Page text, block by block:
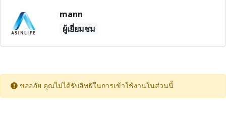
mann
ผู้เยี่ยมชม
ขออภัย คุณไม่ได้รับสิทธิในการเข้าใช้งานในส่วนนี้